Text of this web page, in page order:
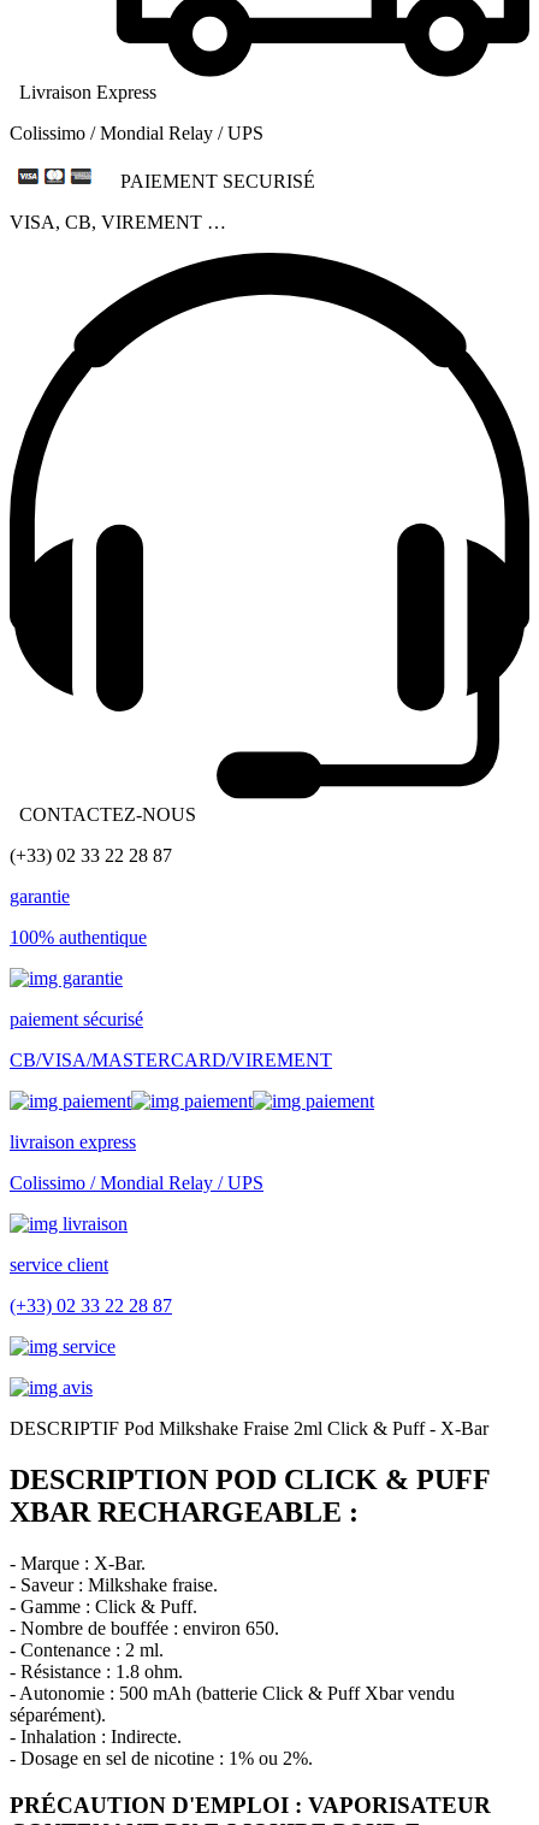
Livraison Express
Colissimo / Mondial Relay / UPS
PAIEMENT SECURISÉ
VISA, CB, VIREMENT …
CONTACTEZ-NOUS
(+33) 02 33 22 28 87
garantie
100% authentique
paiement sécurisé
CB/VISA/MASTERCARD/VIREMENT
livraison express
Colissimo / Mondial Relay / UPS
service client
(+33) 02 33 22 28 87
DESCRIPTIF Pod Milkshake Fraise 2ml Click & Puff - X-Bar
DESCRIPTION POD CLICK & PUFF
XBAR RECHARGEABLE :
- Marque : X-Bar.
- Saveur : Milkshake fraise.
- Gamme : Click & Puff.
- Nombre de bouffée : environ 650.
- Contenance : 2 ml.
- Résistance : 1.8 ohm.
- Autonomie : 500 mAh (batterie Click & Puff Xbar vendu
séparément).
- Inhalation : Indirecte.
- Dosage en sel de nicotine : 1% ou 2%.
PRÉCAUTION D'EMPLOI : VAPORISATEUR